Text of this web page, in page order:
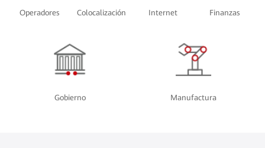
Operadores Colocalización Internet Finanzas
Gobierno Manufactura